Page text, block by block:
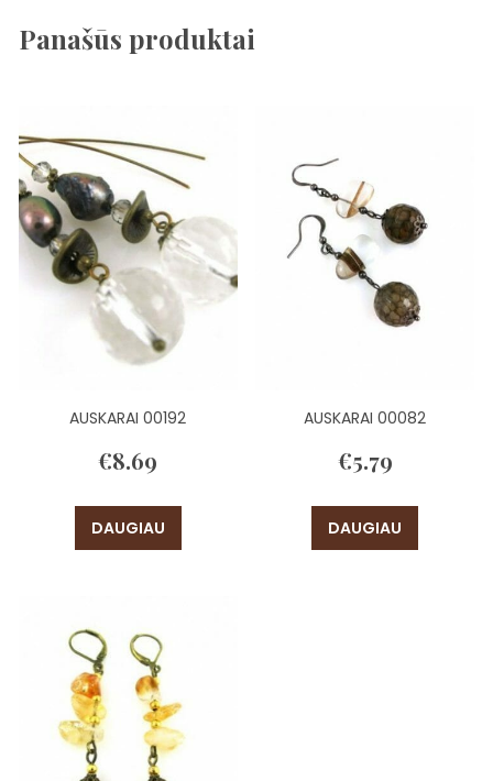
Panašūs produktai
AUSKARAI 00192
€8.69
DAUGIAU
AUSKARAI 00082
€5.79
DAUGIAU